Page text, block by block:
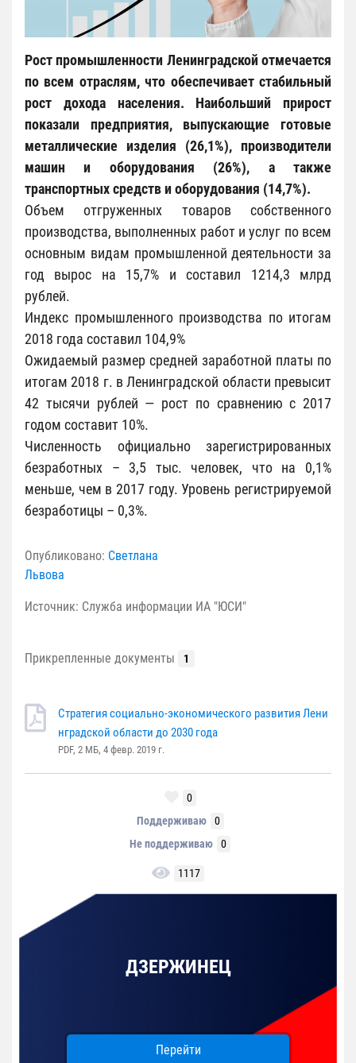
Рост промышленности Ленинградской отмечается
по всем отраслям, что обеспечивает стабильный
рост дохода населения. Наибольший прирост
показали предприятия, выпускающие готовые
металлические изделия (26,1%), производители
машин и оборудования (26%), а также
транспортных средств и оборудования (14,7%).
Объем отгруженных товаров собственного
производства, выполненных работ и услуг по всем
основным видам промышленной деятельности за
год вырос на 15,7% и составил 1214,3 млрд
рублей.
Индекс промышленного производства по итогам
2018 года составил 104,9%
Ожидаемый размер средней заработной платы по
итогам 2018 г. в Ленинградской области превысит
42 тысячи рублей — рост по сравнению с 2017
годом составит 10%.
Численность официально зарегистрированных
безработных – 3,5 тыс. человек, что на 0,1%
меньше, чем в 2017 году. Уровень регистрируемой
безработицы – 0,3%.
Опубликовано: Светлана
Львова
Источник: Служба информации ИА "ЮСИ"
Прикрепленные документы 1
Стратегия социально-экономического развития Лени
нградской области до 2030 года
PDF, 2 MБ, 4 февр. 2019 г.
0
Поддерживаю
0
Не поддерживаю
0
1117
ДЗЕРЖИНЕЦ
Перейти